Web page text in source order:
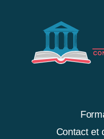
Contact et